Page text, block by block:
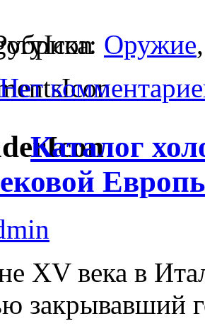
Оружие
Нет
Каталог
XV века в
закрывавший